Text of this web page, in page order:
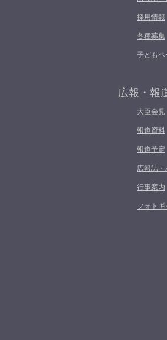
採用情報
各種募集
子どもペ
広報・報
大臣会
報道資料
報道予定
広報誌・
行事案内
フォトギ